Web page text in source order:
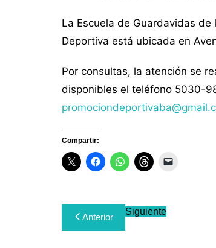
La Escuela de Guardavidas
Deportiva está ubicada en
Por consultas, la atención se
disponibles el teléfono 5030-
Compartir:
Navegación
de
Anterior
Siguiente